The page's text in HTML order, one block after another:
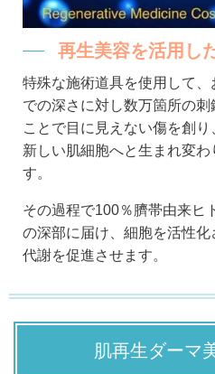
再生美容を活用し
特殊な施術道具を使用して、
での深さに対し数万箇所の
ことで目に見えない傷を創
新しい肌細胞へと生まれ変わ
す。
その過程で100％臍帯由来ヒ
の深部に届け、細胞を活性
代謝を促進させます。
肌再生ダーマ